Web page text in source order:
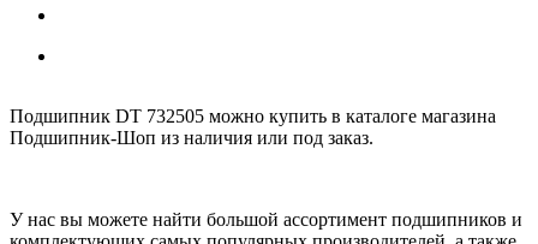
Подшипник DT 732505 можно купить в каталоге магазина
Подшипник-Шоп из наличия или под заказ.
У нас вы можете найти большой ассортимент подшипников и